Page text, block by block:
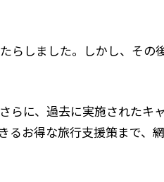
らしました。しかし、その
らに、過去に実施されたキ
るお得な旅行支援策まで、